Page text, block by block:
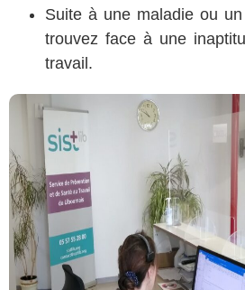
Suite à une maladie ou
trouvez face à une
travail.